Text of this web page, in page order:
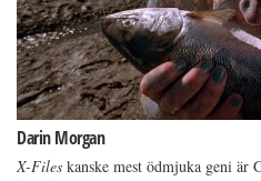
Darin Morgan
X-Files kanske mest ödmjuka geni är